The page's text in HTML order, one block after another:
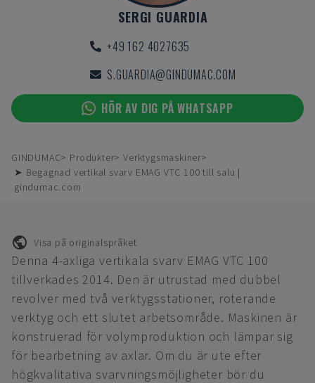
SERGI GUARDIA
+49 162 4027635
S.GUARDIA@GINDUMAC.COM
HÖR AV DIG PÅ WHATSAPP
GINDUMAC Produkter
Verktygsmaskiner
➤ Begagnad vertikal svarv EMAG VTC 100 till salu |
gindumac.com
Visa på originalspråket
Denna 4-axliga vertikala svarv EMAG VTC 100
tillverkades 2014. Den är utrustad med dubbel
revolver med två verktygsstationer, roterande
verktyg och ett slutet arbetsområde. Maskinen är
konstruerad för volymproduktion och lämpar sig
för bearbetning av axlar. Om du är ute efter
högkvalitativa svarvningsmöjligheter bör du